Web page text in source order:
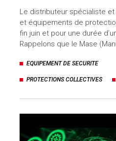
Le distributeur spécialiste
et équipements de
fin juin et pour une durée
Rappelons que le Mase
EQUIPEMENT DE SECURITE
PROTECTIONS COLLECTIVES